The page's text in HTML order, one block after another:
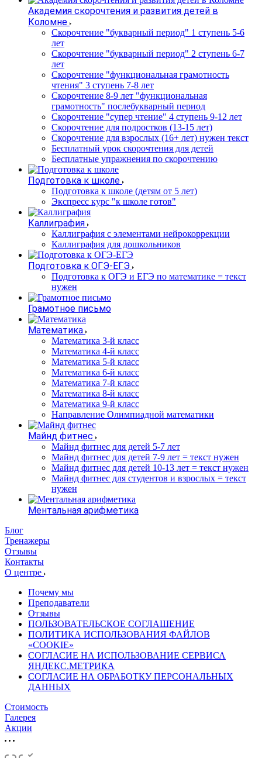
Академия скорочтения и развития детей в
Коломне
Скорочтение "букварный период" 1 ступень 5-6
лет
Cкорочтение "букварный период" 2 ступень 6-7
лет
Скорочтение "функциональная грамотность
чтения" 3 ступень 7-8 лет
Скорочтение 8-9 лет "функциональная
грамотность" послебукварный период
Скорочтение "супер чтение" 4 ступень 9-12 лет
Скорочтение для подростков (13-15 лет)
Cкорочтение для взрослых (16+ лет) нужен текст
Бесплатный урок скорочтения для детей
Бесплатные упражнения по скорочтению
Подготовка к школе
Подготовка к школе (детям от 5 лет)
Экспресс курс "к школе готов"
Каллиграфия
Каллиграфия с элементами нейрокоррекции
Каллиграфия для дошкольников
Подготовка к ОГЭ-ЕГЭ
Подготовка к ОГЭ и ЕГЭ по математике = текст
нужен
Грамотное письмо
Математика
Математика 3-й класс
Математика 4-й класс
Математика 5-й класс
Математика 6-й класс
Математика 7-й класс
Математика 8-й класс
Математика 9-й класс
Направление Олимпиадной математики
Майнд фитнес
Майнд фитнес для детей 5-7 лет
Майнд фитнес для детей 7-9 лет = текст нужен
Майнд фитнес для детей 10-13 лет = текст нужен
Майнд фитнес для студентов и взрослых = текст
нужен
Ментальная арифметика
Блог
Тренажеры
Отзывы
Контакты
О центре
Почему мы
Преподаватели
Отзывы
ПОЛЬЗОВАТЕЛЬСКОЕ СОГЛАШЕНИЕ
ПОЛИТИКА ИСПОЛЬЗОВАНИЯ ФАЙЛОВ
«COOKIE»
СОГЛАСИЕ НА ИСПОЛЬЗОВАНИЕ СЕРВИСА
ЯНДЕКС.МЕТРИКА
СОГЛАСИЕ НА ОБРАБОТКУ ПЕРСОНАЛЬНЫХ
ДАННЫХ
Стоимость
Галерея
Акции